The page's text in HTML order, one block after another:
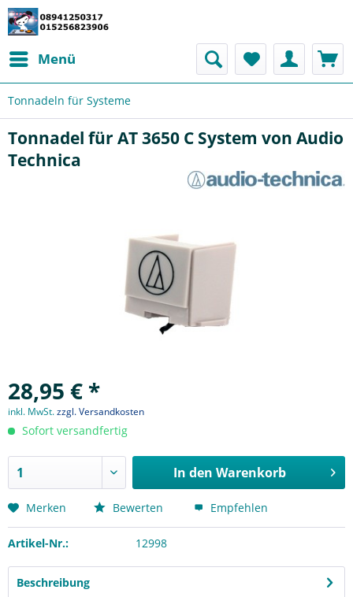
Menü
Tonnadeln für Systeme
Tonnadel für AT 3650 C System von Audio
Technica
28,95 € *
inkl. MwSt.zzgl. Versandkosten
Sofort versandfertig
In den Warenkorb
Merken Bewerten Empfehlen
Artikel-Nr.: 12998
Beschreibung